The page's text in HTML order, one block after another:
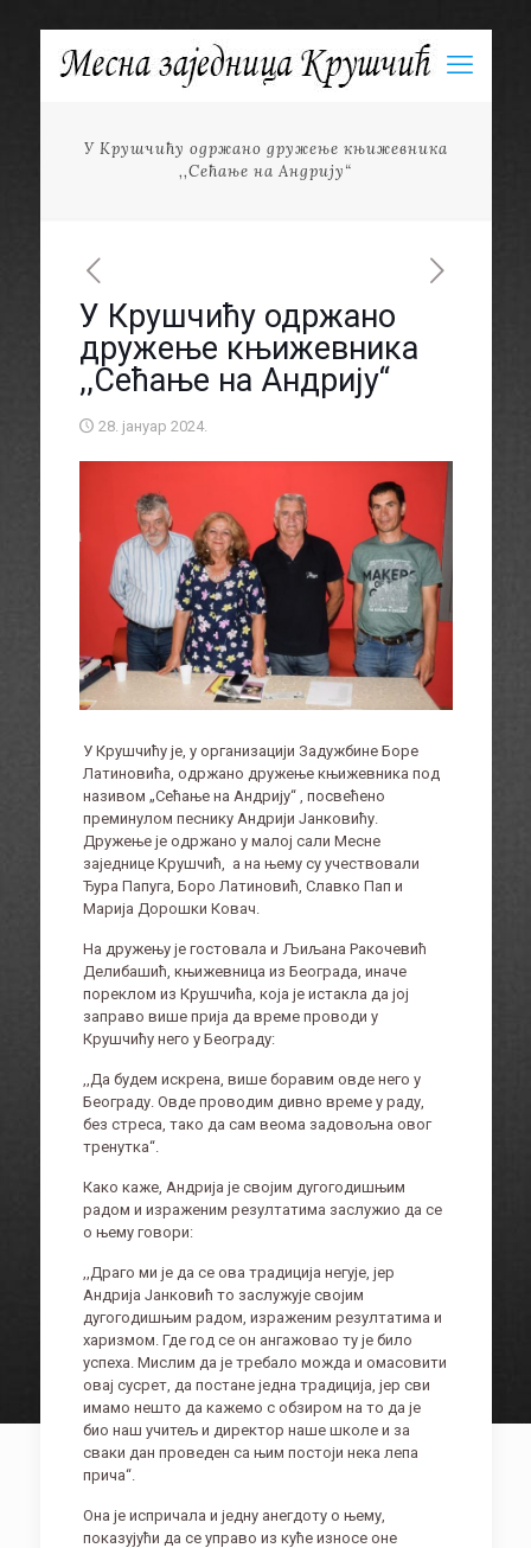
У Крушчићу одржано дружење књижевника
,,Сећање на Андрију“
У Крушчићу одржано
дружење књижевника
,,Сећање на Андрију“
28. јануар 2024.
У Крушчићу је, у организацији Задужбине Боре
Латиновића, одржано дружење књижевника под
називом „Сећање на Андрију“ , посвећено
преминулом песнику Андрији Јанковићу.
Дружење је одржано у малој сали Месне
заједнице Крушчић, а на њему су учествовали
Ђура Папуга, Боро Латиновић, Славко Пап и
Марија Дорошки Ковач.
На дружењу је гостовала и Љиљана Ракочевић
Делибашић, књижевница из Београда, иначе
пореклом из Крушчића, која је истакла да јој
заправо више прија да време проводи у
Крушчићу него у Београду:
,,Да будем искрена, више боравим овде него у
Београду. Овде проводим дивно време у раду,
без стреса, тако да сам веома задовољна овог
тренутка“.
Како каже, Андрија је својим дугогодишњим
радом и израженим резултатима заслужио да се
о њему говори:
,,Драго ми је да се ова традиција негује, јер
Андрија Јанковић то заслужује својим
дугогодишњим радом, израженим резултатима и
харизмом. Где год се он ангажовао ту је било
успеха. Мислим да је требало можда и омасовити
овај сусрет, да постане једна традиција, јер сви
имамо нешто да кажемо с обзиром на то да је
био наш учитељ и директор наше школе и за
сваки дан проведен са њим постоји нека лепа
прича“.
Она је испричала и једну анегдоту о њему,
показујући да се управо из куће износе оне